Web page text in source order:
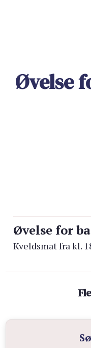
Øvelse
Øvelse for
Kveldsmat fra kl.